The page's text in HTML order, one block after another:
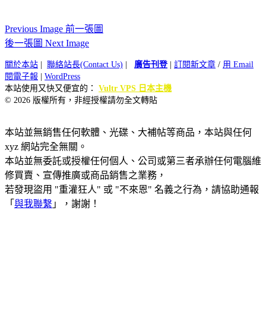
Previous Image 前一張圖
後一張圖 Next Image
關於本站 聯絡站長(Contact Us) 廣告刊登| 訂閱新文章 / 用 Email
閱電子報
WordPress
本站使用又快又便宜的： Vultr VPS 日本主機
© 2026 版權所有，非經授權請勿全文轉貼
本站並無銷售任何軟體、光碟、大補帖等商品，本站與任何
xyz 網站完全無關。
本站並無委託或授權任何個人、公司或第三者承辦任何電腦維
修買賣、宣傳推廣或商品銷售之業務，
若發現盜用 "重灌狂人" 或 "不來恩" 名義之行為，請協助通報
「 與我聯繫 」，謝謝！